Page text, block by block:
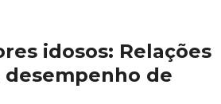
idosos: Relações
de